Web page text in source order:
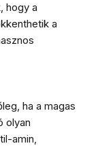
hogy a
a
ha a magas
olyan
amin,